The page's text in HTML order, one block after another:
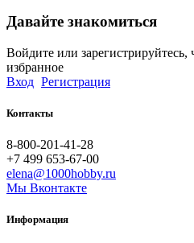
Давайте знакомиться
Войдите или зарегистрируйтесь,
избранное
Вход Регистрация
Контакты
8-800-201-41-28
+7 499 653-67-00
elena@1000hobby.ru
Мы Вконтакте
Информация